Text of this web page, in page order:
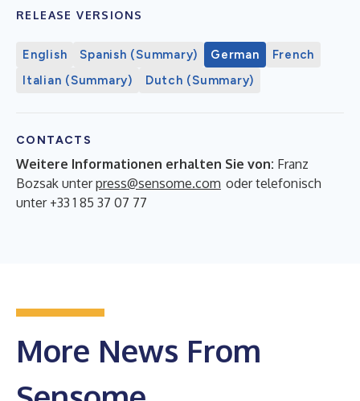
RELEASE VERSIONS
English Spanish (Summary) German
French
Italian (Summary)
Dutch (Summary)
CONTACTS
Weitere Informationen erhalten Sie von: Franz
Bozsak unterpress@sensome.com oder telefonisch
unter +33 1 85 37 07 77
More News From